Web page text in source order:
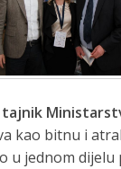
tajnik
kao bitnu i
u jednom